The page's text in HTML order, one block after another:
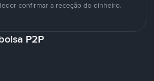
confirmar a receção do dinheiro.
P2P